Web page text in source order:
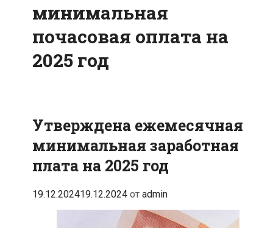
минимальная
почасовая оплата на
2025 год
Утверждена ежемесячная
минимальная заработная
плата на 2025 год
19.12.202419.12.2024 от admin